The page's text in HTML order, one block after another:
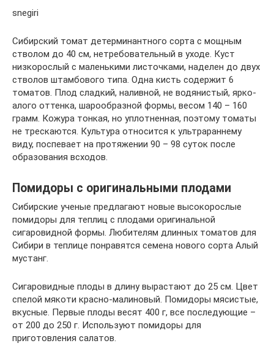
snegiri
Сибирский томат детерминантного сорта с мощным
стволом до 40 см, нетребовательный в уходе. Куст
низкорослый с маленькими листочками, наделен до двух
стволов штамбового типа. Одна кисть содержит 6
томатов. Плод сладкий, наливной, не водянистый, ярко-
алого оттенка, шарообразной формы, весом 140 – 160
грамм. Кожура тонкая, но уплотненная, поэтому томаты
не трескаются. Культура относится к ультрараннему
виду, поспевает на протяжении 90 – 98 суток после
образования всходов.
Помидоры с оригинальными плодами
Сибирские ученые предлагают новые высокорослые
помидоры для теплиц с плодами оригинальной
сигаровидной формы. Любителям длинных томатов для
Сибири в теплице понравятся семена нового сорта Алый
мустанг.
Сигаровидные плоды в длину вырастают до 25 см. Цвет
спелой мякоти красно-малиновый. Помидоры мясистые,
вкусные. Первые плоды весят 400 г, все последующие –
от 200 до 250 г. Используют помидоры для
приготовления салатов.